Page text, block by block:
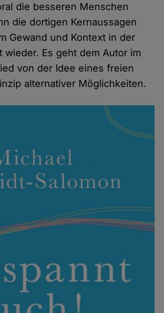
die besseren Menschen
die dortigen Kernaussagen
Gewand und Kontext in der
Es geht dem Autor im
von der Idee eines freien
alternativer Möglichkeiten.